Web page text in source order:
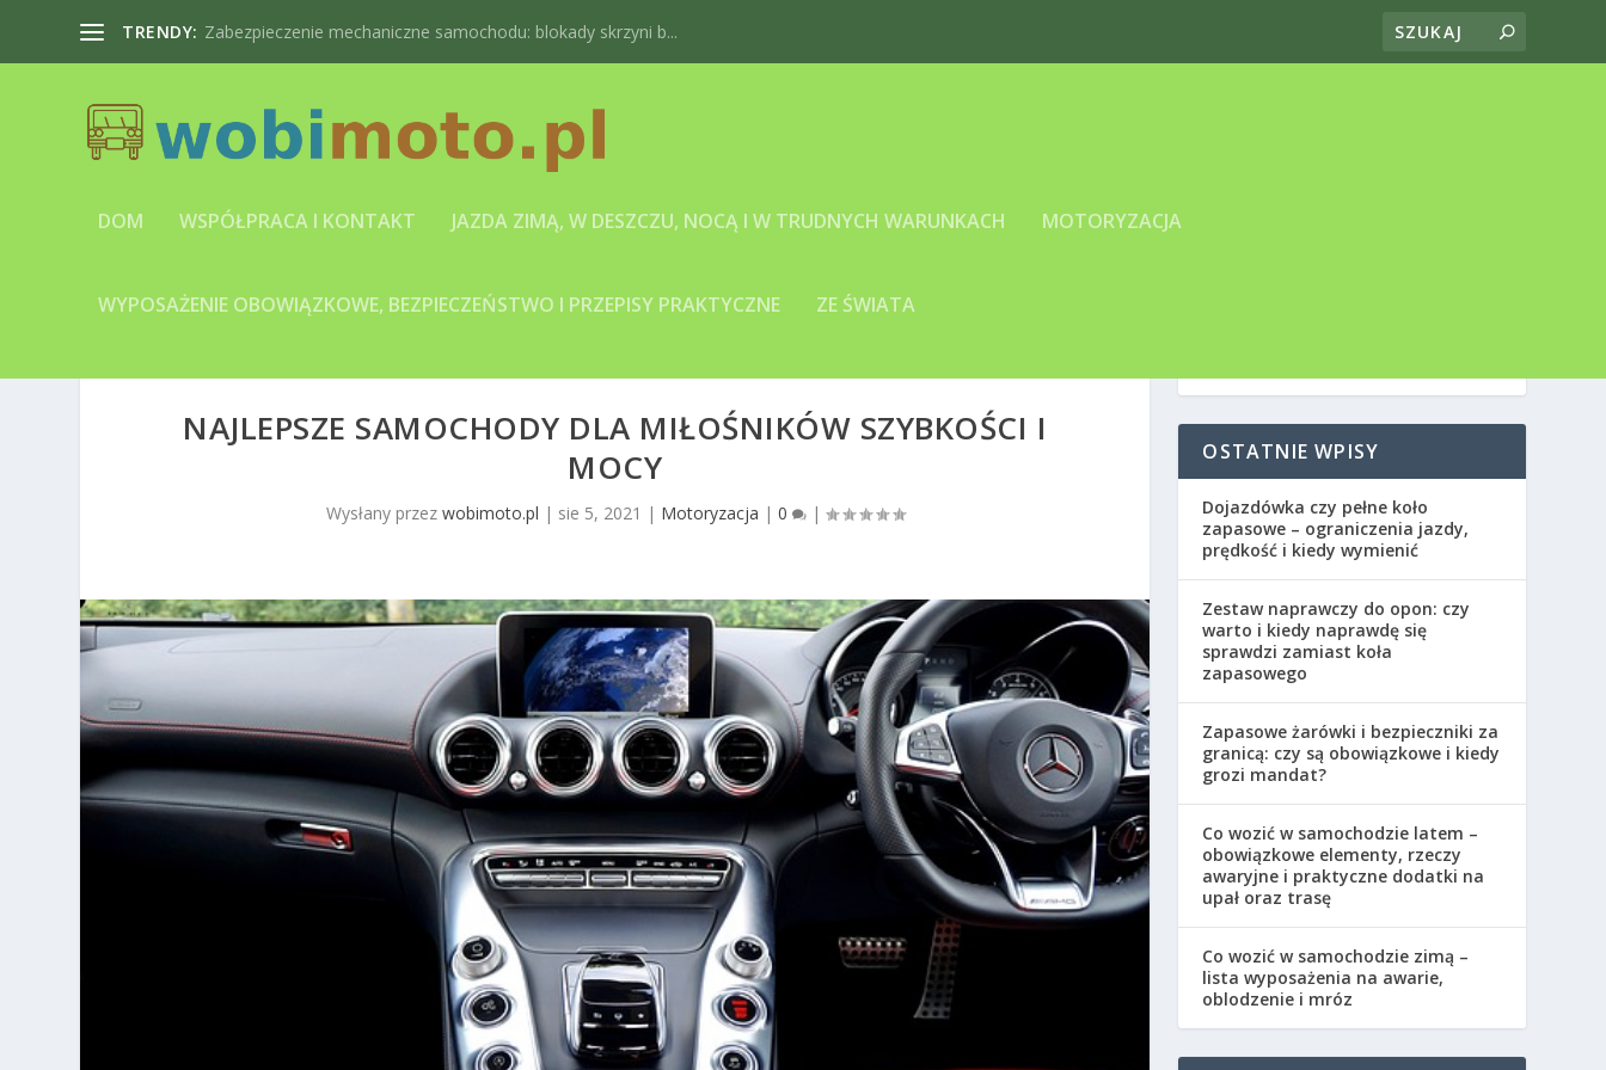
TRENDY: Zabezpieczenie mechaniczne samochodu: blokady skrzyni b...
DOM WSPÓŁPRACA I KONTAKT JAZDA ZIMĄ, W DESZCZU, NOCĄ I W TRUDNYCH WARUNKACH MOTORYZACJA
WYPOSAŻENIE OBOWIĄZKOWE, BEZPIECZEŃSTWO I PRZEPISY PRAKTYCZNE ZE ŚWIATA
NAJLEPSZE SAMOCHODY DLA MIŁOŚNIKÓW SZYBKOŚCI I
MOCY
Wysłany przez wobimoto.pl | sie 5, 2021 | Motoryzacja | 0 |
OSTATNIE WPISY
Dojazdówka czy pełne koło
zapasowe – ograniczenia jazdy,
prędkość i kiedy wymienić
Zestaw naprawczy do opon: czy
warto i kiedy naprawdę się
sprawdzi zamiast koła
zapasowego
Zapasowe żarówki i bezpieczniki za
granicą: czy są obowiązkowe i kiedy
grozi mandat?
Co wozić w samochodzie latem –
obowiązkowe elementy, rzeczy
awaryjne i praktyczne dodatki na
upał oraz trasę
Co wozić w samochodzie zimą –
lista wyposażenia na awarie,
oblodzenie i mróz